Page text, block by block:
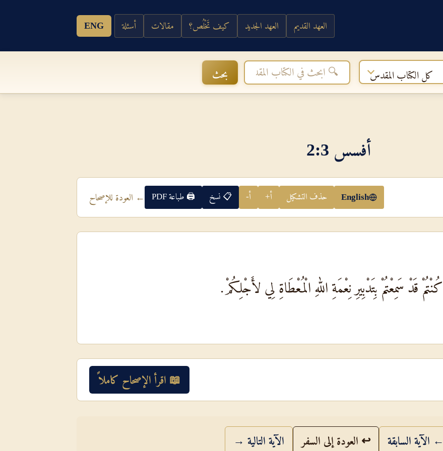
العهد القديم العهد الجديد كيف تَخْلُص؟ مقالات أسئلة ENG
كل الكتاب المقدس بحث
أفسس 3‏:‏2
English حذف التشكيل أ+ أ- 📋 نسخ 🖨 طباعة PDF ← العودة للإصحاح
قَدْ سَمِعْتُمْ بِتَدْبِيرِ نِعْمَةِ اللهِ الْمُعْطَاةِ لِي لأَجْلِكُمْ.
📖 اقرأ الإصحاح كاملاً
← الآية السابقة ↩ العودة إلى السفر الآية التالية →